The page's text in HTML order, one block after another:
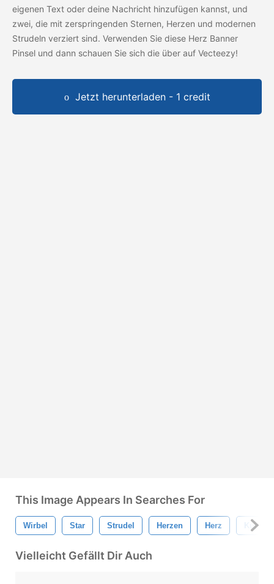
eigenen Text oder deine Nachricht hinzufügen kannst, und
zwei, die mit zerspringenden Sternen, Herzen und modernen
Strudeln verziert sind. Verwenden Sie diese Herz Banner
Pinsel und dann schauen Sie sich die über auf Vecteezy!
Jetzt herunterladen - 1 credit
This Image Appears In Searches For
Wirbel Star Strudel Herzen Herz Kunst
Vielleicht Gefällt Dir Auch